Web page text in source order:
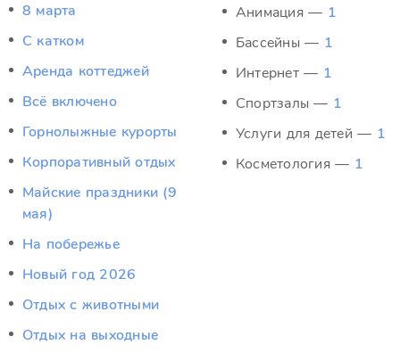
8 марта
C катком
Аренда коттеджей
Всё включено
Горнолыжные курорты
Корпоративный отдых
Майские праздники (9
мая)
На побережье
Новый год 2026
Отдых c животными
Отдых на выходные
Анимация — 1
Бассейны — 1
Интернет — 1
Спортзалы — 1
Услуги для детей — 1
Косметология — 1